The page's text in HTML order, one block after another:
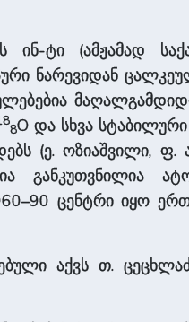
ინ-ტი (ამჟამად
ნარევიდან
8O და სხვა
(ე. ოზიაშვილი, ფ.
ცენტრი იყო
აქვს თ.